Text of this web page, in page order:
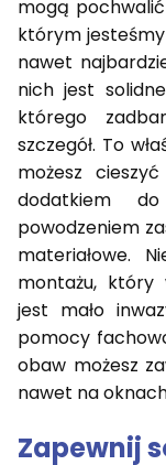
mogą
którym
nawet
nich jest
którego
szczegół. To
możesz
dodatkiem
powodzeniem
materiałowe.
montażu, który
jest mało
pomocy
obaw możesz
nawet na
Zapewnij